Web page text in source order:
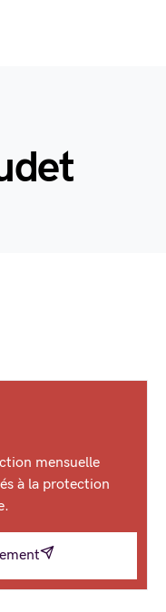
mensuelle
à la protection